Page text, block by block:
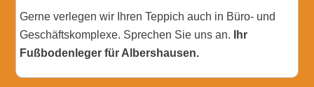
Gerne verlegen wir Ihren Teppich auch in Büro- und
Geschäftskomplexe. Sprechen Sie uns an.
Ihr
Fußbodenleger für Albershausen.